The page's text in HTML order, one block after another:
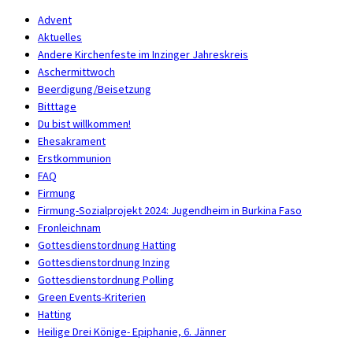
Advent
Aktuelles
Andere Kirchenfeste im Inzinger Jahreskreis
Aschermittwoch
Beerdigung/Beisetzung
Bitttage
Du bist willkommen!
Ehesakrament
Erstkommunion
FAQ
Firmung
Firmung-Sozialprojekt 2024: Jugendheim in Burkina Faso
Fronleichnam
Gottesdienstordnung Hatting
Gottesdienstordnung Inzing
Gottesdienstordnung Polling
Green Events-Kriterien
Hatting
Heilige Drei Könige- Epiphanie, 6. Jänner